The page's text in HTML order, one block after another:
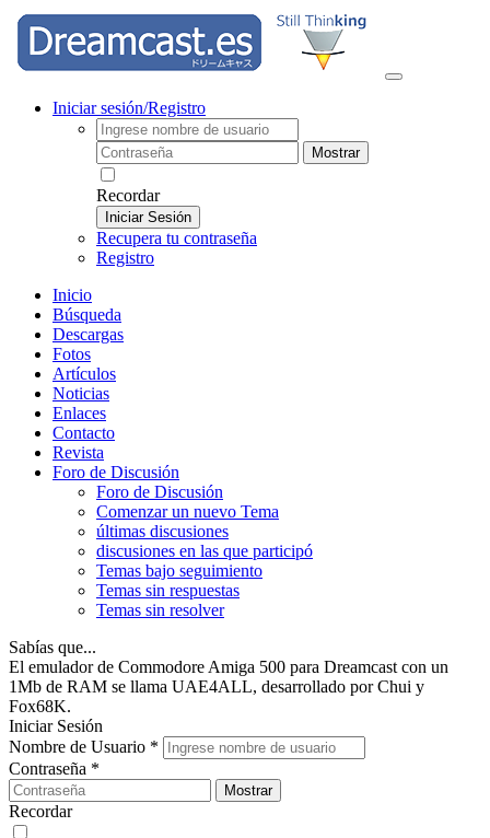
Iniciar sesión/Registro
Mostrar
Recordar
Iniciar Sesión
Recupera tu contraseña
Registro
Inicio
Búsqueda
Descargas
Fotos
Artículos
Noticias
Enlaces
Contacto
Revista
Foro de Discusión
Foro de Discusión
Comenzar un nuevo Tema
últimas discusiones
discusiones en las que participó
Temas bajo seguimiento
Temas sin respuestas
Temas sin resolver
Sabías que...
El emulador de Commodore Amiga 500 para Dreamcast con un
1Mb de RAM se llama UAE4ALL, desarrollado por Chui y
Fox68K.
Iniciar Sesión
Nombre de Usuario *
Contraseña *
Mostrar
Recordar